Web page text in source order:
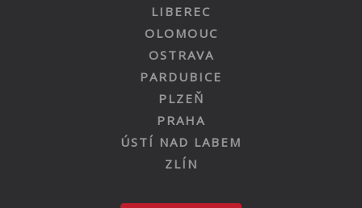
LIBEREC
OLOMOUC
OSTRAVA
PARDUBICE
PLZEŇ
PRAHA
ÚSTÍ NAD LABEM
ZLÍN